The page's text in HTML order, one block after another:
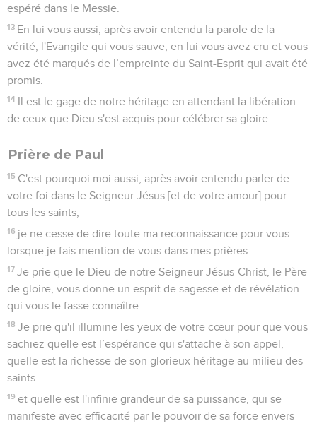
espéré dans le Messie.
13 En lui vous aussi, après avoir entendu la parole de la
vérité, l'Evangile qui vous sauve, en lui vous avez cru et vous
avez été marqués de l’empreinte du Saint-Esprit qui avait été
promis.
14 Il est le gage de notre héritage en attendant la libération
de ceux que Dieu s'est acquis pour célébrer sa gloire.
Prière de Paul
15 C'est pourquoi moi aussi, après avoir entendu parler de
votre foi dans le Seigneur Jésus [et de votre amour] pour
tous les saints,
16 je ne cesse de dire toute ma reconnaissance pour vous
lorsque je fais mention de vous dans mes prières.
17 Je prie que le Dieu de notre Seigneur Jésus-Christ, le Père
de gloire, vous donne un esprit de sagesse et de révélation
qui vous le fasse connaître.
18 Je prie qu'il illumine les yeux de votre cœur pour que vous
sachiez quelle est l’espérance qui s'attache à son appel,
quelle est la richesse de son glorieux héritage au milieu des
saints
19 et quelle est l'infinie grandeur de sa puissance, qui se
manifeste avec efficacité par le pouvoir de sa force envers